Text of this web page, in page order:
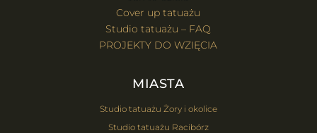
Cover up tatuażu
Studio tatuażu – FAQ
PROJEKTY DO WZIĘCIA
MIASTA
Studio tatuażu Żory i okolice
Studio tatuażu Racibórz